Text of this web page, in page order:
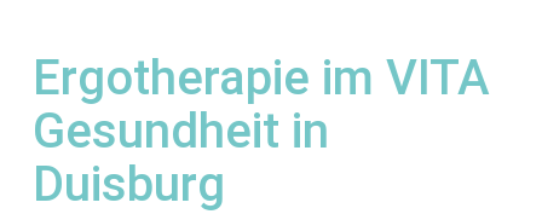
Ergotherapie im VITA
Gesundheit in
Duisburg